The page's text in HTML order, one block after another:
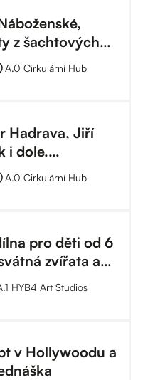
z šachtových
A.0 Cirkulární Hub
Hadrava, Jiří
i dole.
náboženství a
A.0 Cirkulární Hub
pro děti od 6
zvířata a
náboženství
HYB4 Art Studios
v Hollywoodu a